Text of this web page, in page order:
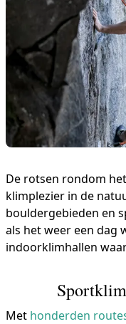
De rotsen rondom
klimplezier in de
bouldergebieden en
als het weer een dag
indoorklimhallen
Met honderden